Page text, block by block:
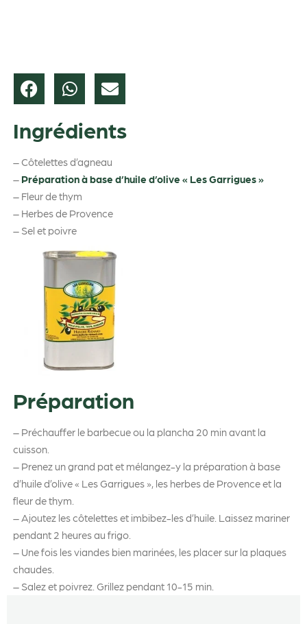
Ingrédients
– Côtelettes d’agneau
– Préparation à base d’huile d’olive « Les Garrigues »
– Fleur de thym
– Herbes de Provence
– Sel et poivre
Préparation
– Préchauffer le barbecue ou la plancha 20 min avant la
cuisson.
– Prenez un grand pat et mélangez-y la préparation à base
d’huile d’olive « Les Garrigues », les herbes de Provence et la
fleur de thym.
– Ajoutez les côtelettes et imbibez-les d’huile. Laissez mariner
pendant 2 heures au frigo.
– Une fois les viandes bien marinées, les placer sur la plaques
chaudes.
– Salez et poivrez. Grillez pendant 10-15 min.